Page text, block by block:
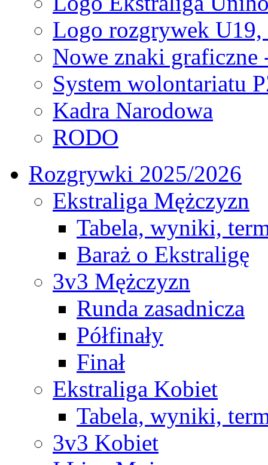
Logo rozgrywek
Nowe znaki graficzne
System wolontariatu
Kadra Narodowa
RODO
Rozgrywki 2025/2026
Ekstraliga Mężczyzn
Tabela, wyniki,
Baraż o Ekstraligę
3v3 Mężczyzn
Runda zasadnicza
Półfinały
Finał
Ekstraliga Kobiet
Tabela, wyniki,
3v3 Kobiet